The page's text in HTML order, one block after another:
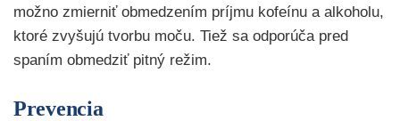
možno zmierniť obmedzením príjmu kofeínu a alkoholu,
ktoré zvyšujú tvorbu moču. Tiež sa odporúča pred
spaním obmedziť pitný režim.
Prevencia